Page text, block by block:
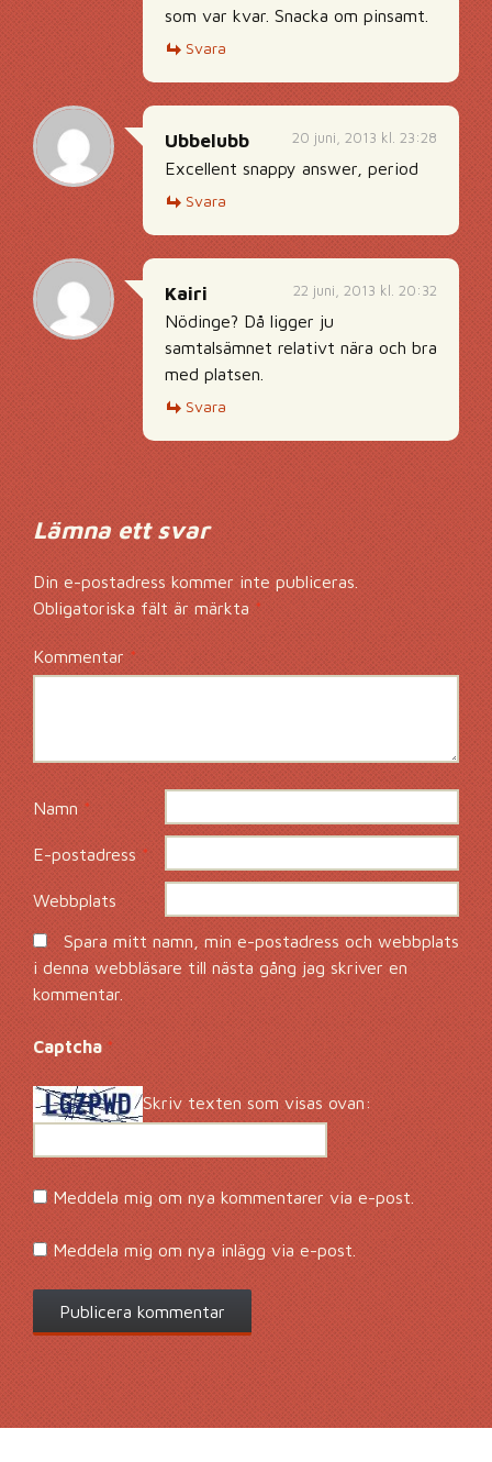
som var kvar. Snacka om pinsamt.
Svara
20 juni, 2013 kl. 23:28
Ubbelubb
Excellent snappy answer, period
Svara
22 juni, 2013 kl. 20:32
Kairi
Nödinge? Då ligger ju
samtalsämnet relativt nära och bra
med platsen.
Svara
Lämna ett svar
Din e-postadress kommer inte publiceras.
Obligatoriska fält är märkta*
Kommentar*
Namn*
E-postadress*
Webbplats
Spara mitt namn, min e-postadress och webbplats
i denna webbläsare till nästa gång jag skriver en
kommentar.
Captcha *
Skriv texten som visas ovan:
Meddela mig om nya kommentarer via e-post.
Meddela mig om nya inlägg via e-post.